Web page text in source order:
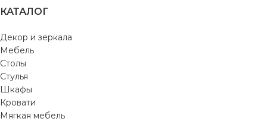
КАТАЛОГ
Декор и зеркала
Мебель
Столы
Стулья
Шкафы
Кровати
Мягкая мебель